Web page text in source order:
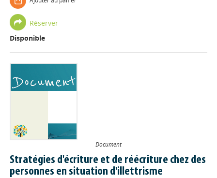
Réserver
Disponible
Document
Stratégies d'écriture et de réécriture chez des
personnes en situation d'illettrisme